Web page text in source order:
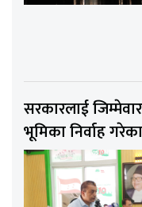
सरकारलाई
भूमिका निर्वाह